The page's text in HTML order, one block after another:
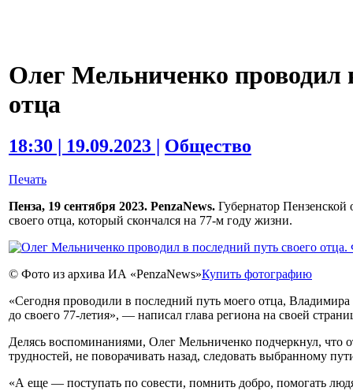
Олег Мельниченко проводил
отца
18:30 | 19.09.2023 | Общество
Печать
Пенза, 19 сентября 2023. PenzaNews. Губернатор
своего отца, который скончался на 77-м году жизни.
© Фото из архива ИА «PenzaNews»Купить фотографию
«Сегодня проводили в последний путь моего отца,
до своего 77-летия», — написал глава региона на своей
Делясь воспоминаниями, Олег Мельниченко подчеркнул, что
трудностей, не поворачивать назад, следовать выбранному
«А еще — поступать по совести, помнить добро, помогать